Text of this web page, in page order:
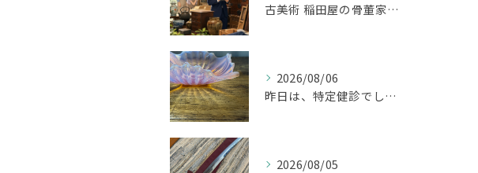
古美術 稲田屋の骨董家具と遺品整理の目利き
2026/08/06
昨日は、特定健診でした。
2026/08/05